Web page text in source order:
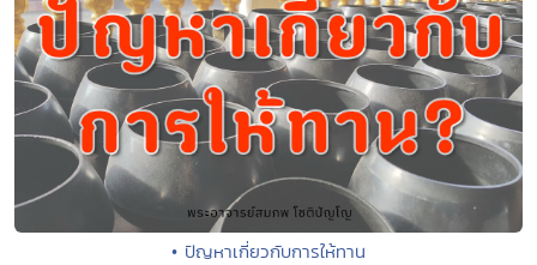
• ปัญหาเกี่ยวกับการให้ทาน